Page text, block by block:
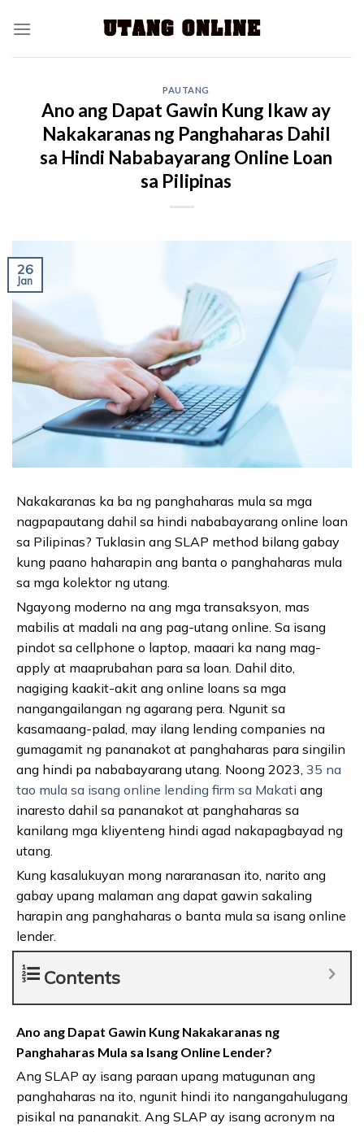
PAUTANG
Ano ang Dapat Gawin Kung Ikaw ay
Nakakaranas ng Panghaharas Dahil
sa Hindi Nababayarang Online Loan
sa Pilipinas
26
Jan
Nakakaranas ka ba ng panghaharas mula sa mga
nagpapautang dahil sa hindi nababayarang online loan
sa Pilipinas? Tuklasin ang SLAP method bilang gabay
kung paano haharapin ang banta o panghaharas mula
sa mga kolektor ng utang.
Ngayong moderno na ang mga transaksyon, mas
mabilis at madali na ang pag-utang online. Sa isang
pindot sa cellphone o laptop, maaari ka nang mag-
apply at maaprubahan para sa loan. Dahil dito,
nagiging kaakit-akit ang online loans sa mga
nangangailangan ng agarang pera. Ngunit sa
kasamaang-palad, may ilang lending companies na
gumagamit ng pananakot at panghaharas para singilin
ang hindi pa nababayarang utang. Noong 2023, 35 na
tao mula sa isang online lending firm sa Makati ang
inaresto dahil sa pananakot at panghaharas sa
kanilang mga kliyenteng hindi agad nakapagbayad ng
utang.
Kung kasalukuyan mong nararanasan ito, narito ang
gabay upang malaman ang dapat gawin sakaling
harapin ang panghaharas o banta mula sa isang online
lender.
Contents
Ano ang Dapat Gawin Kung Nakakaranas ng
Panghaharas Mula sa Isang Online Lender?
Ang SLAP ay isang paraan upang matugunan ang
panghaharas na ito, ngunit hindi ito nangangahulugang
pisikal na pananakit. Ang SLAP ay isang acronym na